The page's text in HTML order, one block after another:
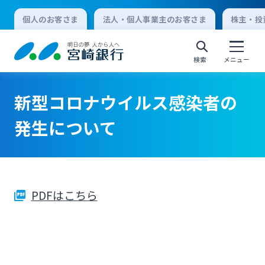
個人のお客さま 法人・個人事業主のお客さま 株主・
検索 メニュー
個人向けインターネットバンキング
ログオン
法人向けインターネットバンキング
新型コロナウイルス感染者の
発生について
PDFはこちら